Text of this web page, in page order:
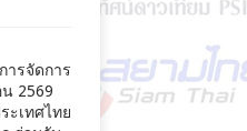
ารจัดการ
2569
ะเทศไทย